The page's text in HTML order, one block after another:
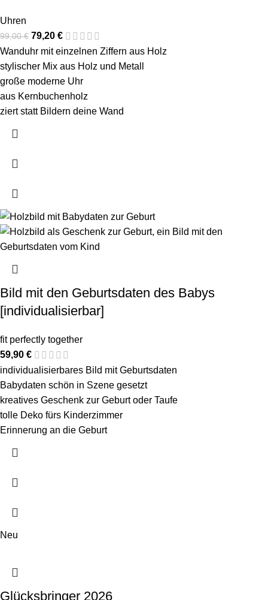
Uhren
99,00€ 79,20 €
Wanduhr mit einzelnen Ziffern aus Holz
stylischer Mix aus Holz und Metall
große moderne Uhr
aus Kernbuchenholz
ziert statt Bildern deine Wand
Bild mit den Geburtsdaten des Babys
[individualisierbar]
fit perfectly together
59,90 €
individualisierbares Bild mit Geburtsdaten
Babydaten schön in Szene gesetzt
kreatives Geschenk zur Geburt oder Taufe
tolle Deko fürs Kinderzimmer
Erinnerung an die Geburt
Neu
Glücksbringer 2026